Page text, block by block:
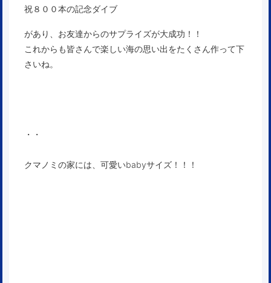
祝８００本の記念ダイブ
があり、お友達からのサプライズが大成功！！
これからも皆さんで楽しい海の思い出をたくさん作って下
さいね。
・・
クマノミの家には、可愛いbabyサイズ！！！